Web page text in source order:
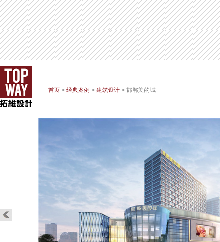
首页 > 经典案例 > 建筑设计 > 邯郸美的城